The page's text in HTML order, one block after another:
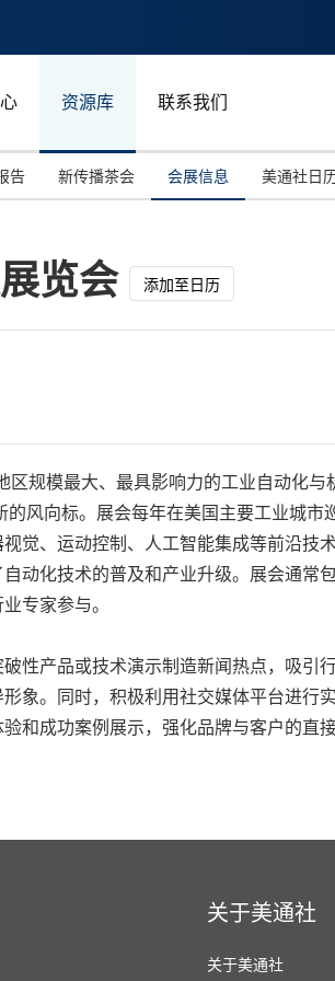
资源库 联系我们
告 新传播茶会 会展信息 美通社日
览会 添加至日历
规模最大、最具影响力的工业自动化
风向标。展会每年在美国主要工业城市
觉、运动控制、人工智能集成等前沿
动化技术的普及和产业升级。展会通
专家参与。
性产品或技术演示制造新闻热点，吸
象。同时，积极利用社交媒体平台进
和成功案例展示，强化品牌与客户的直
关于美通社
关于美通社